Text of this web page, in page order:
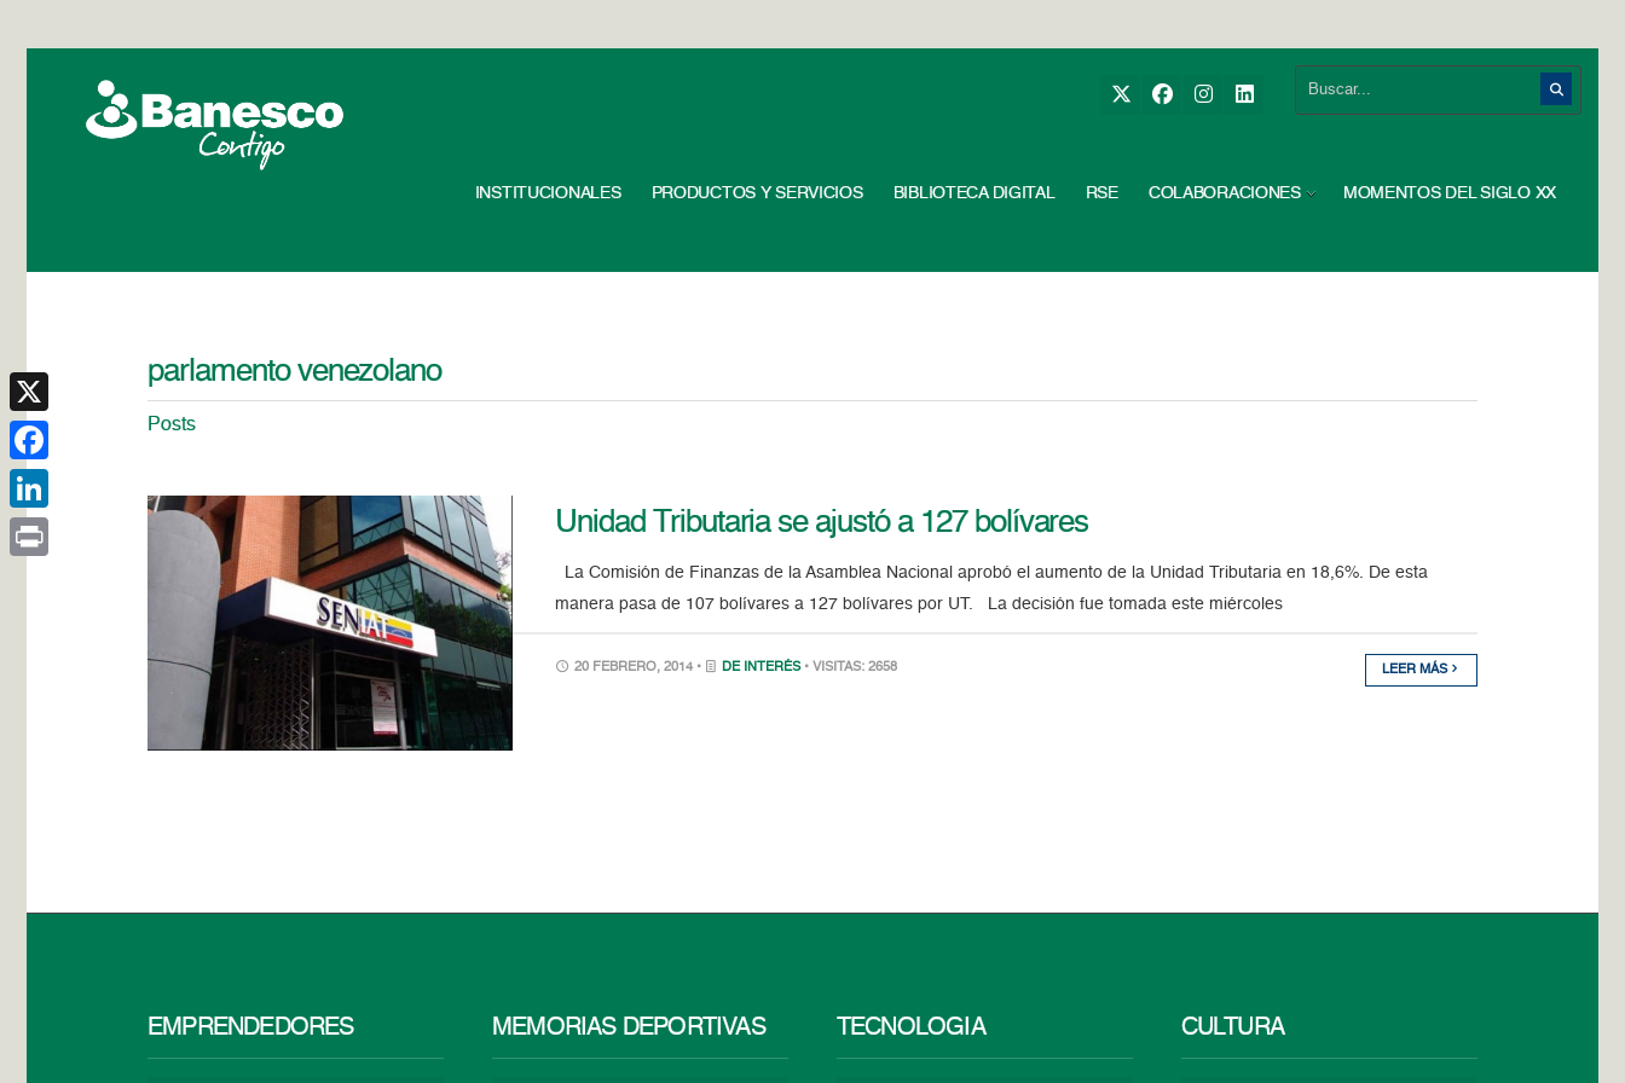
INSTITUCIONALES PRODUCTOS Y SERVICIOS BIBLIOTECA DIGITAL RSE COLABORACIONES MOMENTOS DEL SIGLO XX
parlamento venezolano
Posts
Unidad Tributaria se ajustó a 127 bolívares
La Comisión de Finanzas de la Asamblea Nacional aprobó el aumento de la Unidad Tributaria en 18,6%. De esta
manera pasa de 107 bolívares a 127 bolívares por UT. La decisión fue tomada este miércoles
20 FEBRERO, 2014 • DE INTERÉS • VISITAS: 2658 LEER MÁS
EMPRENDEDORES MEMORIAS DEPORTIVAS TECNOLOGÍA CULTURA
X
Facebook
LinkedIn